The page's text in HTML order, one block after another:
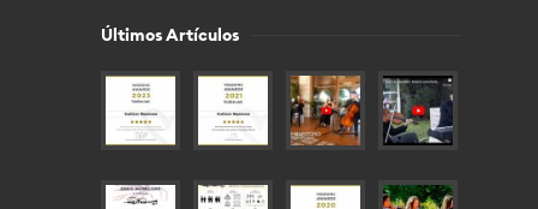
Últimos Artículos